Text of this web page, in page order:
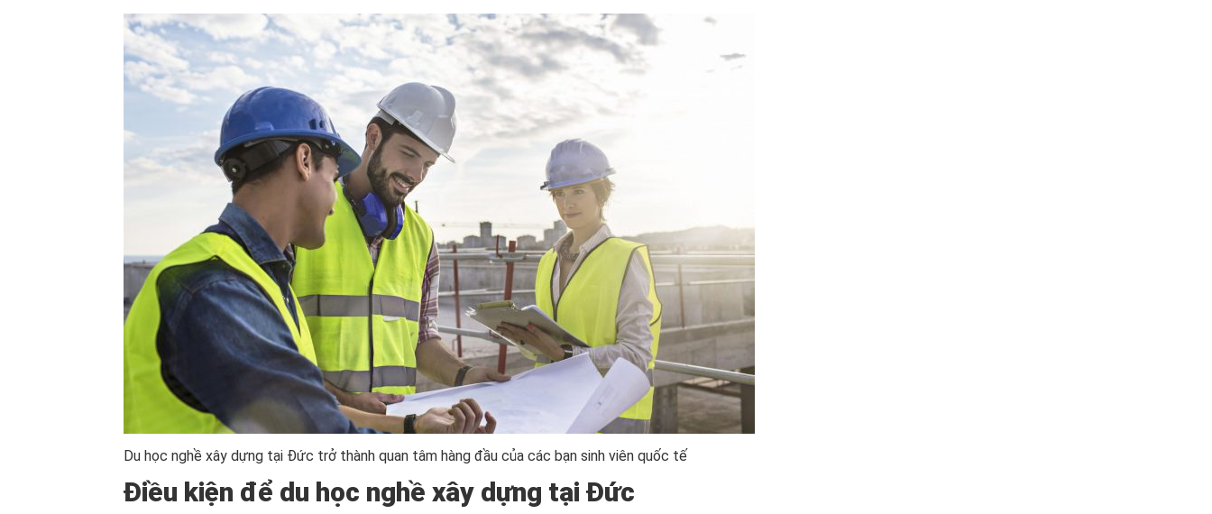
Du học nghề xây dựng tại Đức trở thành quan tâm hàng đầu của các bạn sinh viên quốc tế
Điều kiện để du học nghề xây dựng tại Đức